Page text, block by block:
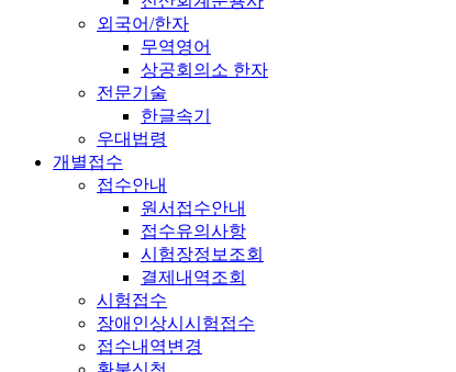
외국어/한자
무역영어
상공회의소 한자
전문기술
한글속기
우대법령
개별접수
접수안내
원서접수안내
접수유의사항
시험장정보조회
결제내역조회
시험접수
장애인상시시험접수
접수내역변경